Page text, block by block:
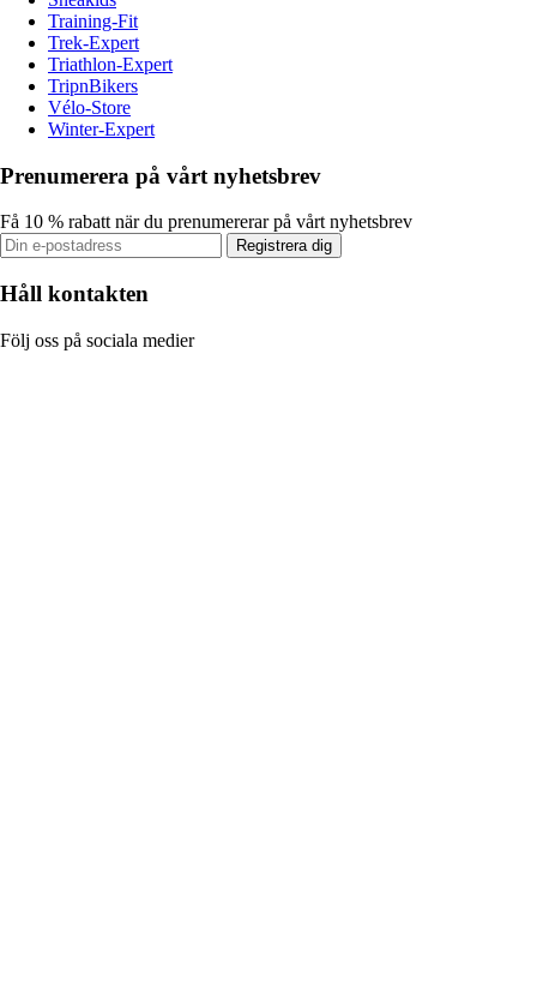
Training-Fit
Trek-Expert
Triathlon-Expert
TripnBikers
Vélo-Store
Winter-Expert
Prenumerera på vårt nyhetsbrev
Få 10 % rabatt när du prenumererar på vårt nyhetsbrev
Registrera dig
Håll kontakten
Följ oss på sociala medier